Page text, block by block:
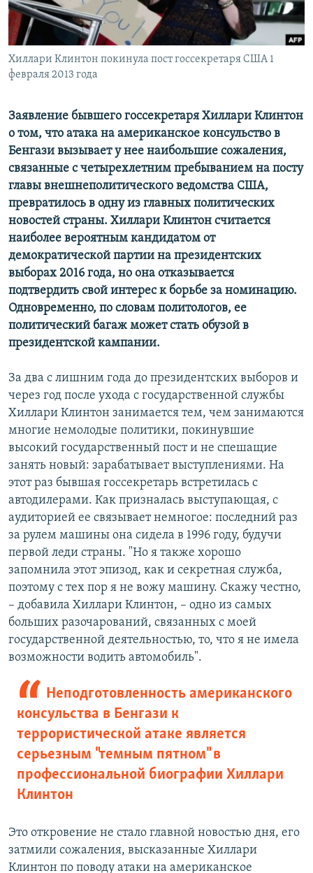
Հայերեն
English
Русский
Все сайты Радио Азатутюн
Хиллари Клинтон покинула пост госсекретаря США 1
февраля 2013 года
Заявление бывшего госсекретаря Хиллари Клинтон
о том, что атака на американское консульство в
Бенгази вызывает у нее наибольшие сожаления,
связанные с четырехлетним пребыванием на посту
главы внешнеполитического ведомства США,
превратилось в одну из главных политических
новостей страны. Хиллари Клинтон считается
наиболее вероятным кандидатом от
демократической партии на президентских
выборах 2016 года, но она отказывается
подтвердить свой интерес к борьбе за номинацию.
Одновременно, по словам политологов, ее
политический багаж может стать обузой в
президентской кампании.
За два с лишним года до президентских выборов и
через год после ухода с государственной службы
Хиллари Клинтон занимается тем, чем занимаются
многие немолодые политики, покинувшие
высокий государственный пост и не спешащие
занять новый: зарабатывает выступлениями. На
этот раз бывшая госсекретарь встретилась с
автодилерами. Как призналась выступающая, с
аудиторией ее связывает немногое: последний раз
за рулем машины она сидела в 1996 году, будучи
первой леди страны. "Но я также хорошо
запомнила этот эпизод, как и секретная служба,
поэтому с тех пор я не вожу машину. Скажу честно,
– добавила Хиллари Клинтон, – одно из самых
больших разочарований, связанных с моей
государственной деятельностью, то, что я не имела
возможности водить автомобиль".
Неподготовленность американского
консульства в Бенгази к
террористической атаке является
серьезным "темным пятном" в
профессиональной биографии Хиллари
Клинтон
Это откровение не стало главной новостью дня, его
затмили сожаления, высказанные Хиллари
Клинтон по поводу атаки на американское